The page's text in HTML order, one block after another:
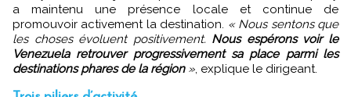
a maintenu une présence locale et continue de
promouvoir activement la destination. « Nous sentons que
les choses évoluent positivement. Nous espérons voir le
Venezuela retrouver progressivement sa place parmi les
destinations phares de la région», explique le dirigeant.